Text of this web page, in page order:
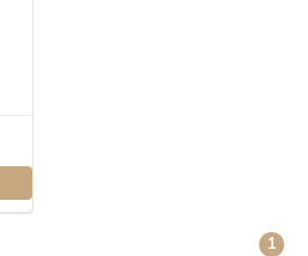
1